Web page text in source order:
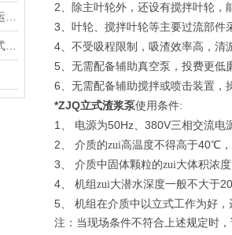
2、除主叶轮外，还设有搅拌叶轮，
3、叶轮、搅拌叶轮等主要过流部件
4、不受吸程限制，吸渣效率高，清
5、无需配备辅助真空泵，投费更低
6、无需配备辅助搅拌或喷击装置，
*ZJQ立式渣浆泵使用条件:
1 、 电源为50Hz、 380V三相交流电
2、 介质的zui高温度不得高于40℃，
3、 介质中固体颗粒的zui大体积浓
4、 机组zui大潜水深度一般不大于20
5、
机组在介质中以立式工作为好，
注：当现场条件不符合上述规定时